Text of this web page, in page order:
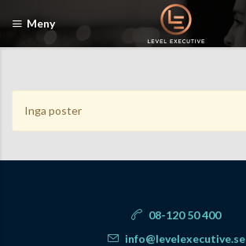
Meny
Inga poster
08-120 50 400
info@levelexecutive.se